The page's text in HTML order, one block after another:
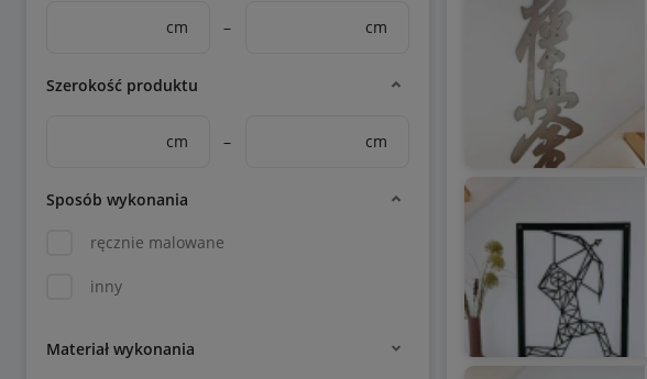
cm – cm
Szerokość produktu
cm – cm
Sposób wykonania
ręcznie malowane
inny
Materiał wykonania